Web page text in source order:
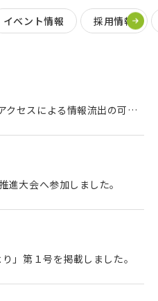
イベント情報 採用情報
よる情報流出の可能性について。
大会へ参加しました。
」第１号を掲載しました。